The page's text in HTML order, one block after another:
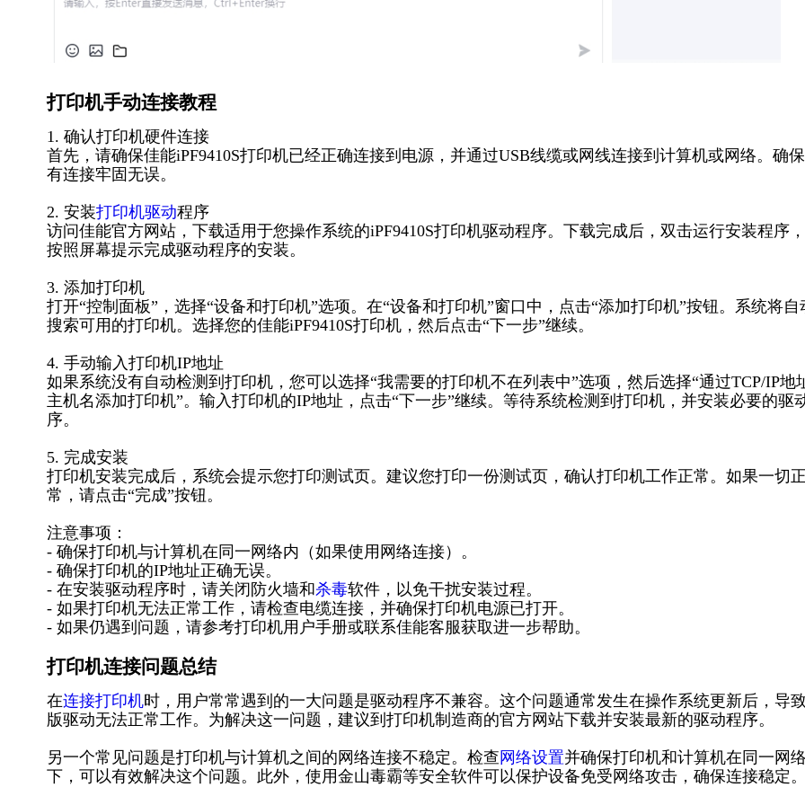
打印机手动连接教程
1. 确认打印机硬件连接
首先，请确保佳能iPF9410S打印机已经正确连接到电源，并通过USB线缆或网线连接到计算机或网络。确
有连接牢固无误。
2. 安装打印机驱动程序
访问佳能官方网站，下载适用于您操作系统的iPF9410S打印机驱动程序。下载完成后，双击运行安装程序
按照屏幕提示完成驱动程序的安装。
3. 添加打印机
打开“控制面板”，选择“设备和打印机”选项。在“设备和打印机”窗口中，点击“添加打印机”按钮。系统将自
搜索可用的打印机。选择您的佳能iPF9410S打印机，然后点击“下一步”继续。
4. 手动输入打印机IP地址
如果系统没有自动检测到打印机，您可以选择“我需要的打印机不在列表中”选项，然后选择“通过TCP/IP地
主机名添加打印机”。输入打印机的IP地址，点击“下一步”继续。等待系统检测到打印机，并安装必要的驱
序。
5. 完成安装
打印机安装完成后，系统会提示您打印测试页。建议您打印一份测试页，确认打印机工作正常。如果一切正
常，请点击“完成”按钮。
注意事项：
- 确保打印机与计算机在同一网络内（如果使用网络连接）。
- 确保打印机的IP地址正确无误。
- 在安装驱动程序时，请关闭防火墙和杀毒软件，以免干扰安装过程。
- 如果打印机无法正常工作，请检查电缆连接，并确保打印机电源已打开。
- 如果仍遇到问题，请参考打印机用户手册或联系佳能客服获取进一步帮助。
打印机连接问题总结
在连接打印机时，用户常常遇到的一大问题是驱动程序不兼容。这个问题通常发生在操作系统更新后，导
版驱动无法正常工作。为解决这一问题，建议到打印机制造商的官方网站下载并安装最新的驱动程序。
另一个常见问题是打印机与计算机之间的网络连接不稳定。检查 网络设置并确保打印机和计算机在同一网络
下，可以有效解决这个问题。此外，使用金山毒霸等安全软件可以保护设备免受网络攻击，确保连接稳定。